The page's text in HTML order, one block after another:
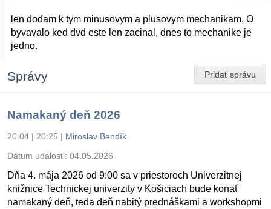
len dodam k tym minusovym a plusovym mechanikam. O
byvavalo ked dvd este len zacinal, dnes to mechanike je
jedno.
Pridať správu
Správy
Namakaný deň 2026
20.04 | 20:25 | Miroslav Bendík
Dátum udalosti: 04.05.2026
Dňa 4. mája 2026 od 9:00 sa v priestoroch Univerzitnej
knižnice Technickej univerzity v Košiciach bude konať
namakaný deň, teda deň nabitý prednáškami a workshopmi